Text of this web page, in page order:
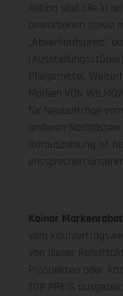
Aktion sind alle in
beworbenen sowie
„Abverkaufspreis"
Pflegemittel.
Marken VON
für Neuaufträge
anderen
Barauszahlung ist
entsprechen
Koinor
vom
von dieser
Prospekten oder
TOP PREIS